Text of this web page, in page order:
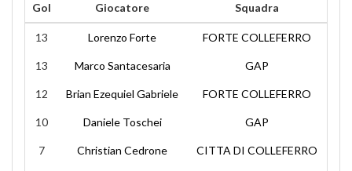
Gol Giocatore Squadra
13 Lorenzo Forte FORTE COLLEFERRO
13 Marco Santacesaria GAP
12 Brian Ezequiel Gabriele FORTE COLLEFERRO
10 Daniele Toschei GAP
7 Christian Cedrone CITTA DI COLLEFERRO